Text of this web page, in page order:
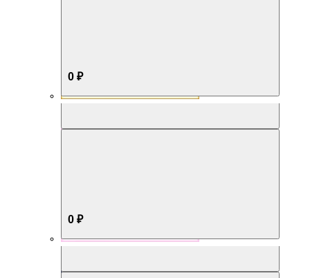
0 ₽
0 ₽